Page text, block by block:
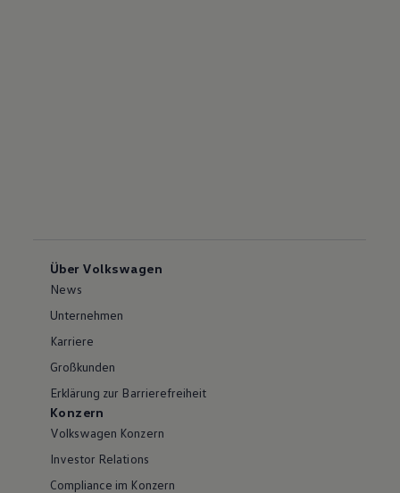
Über Volkswagen
News
Unternehmen
Karriere
Großkunden
Erklärung zur Barrierefreiheit
Konzern
Volkswagen Konzern
Investor Relations
Compliance im Konzern